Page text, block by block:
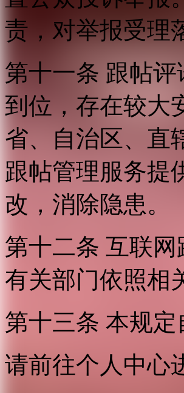
责，对举报受理
第十一条 跟帖
到位，存在较大
省、自治区、直
跟帖管理服务提
改，消除隐患。
第十二条 互联
有关部门依照相
第十三条 本规定
请前往个人中心